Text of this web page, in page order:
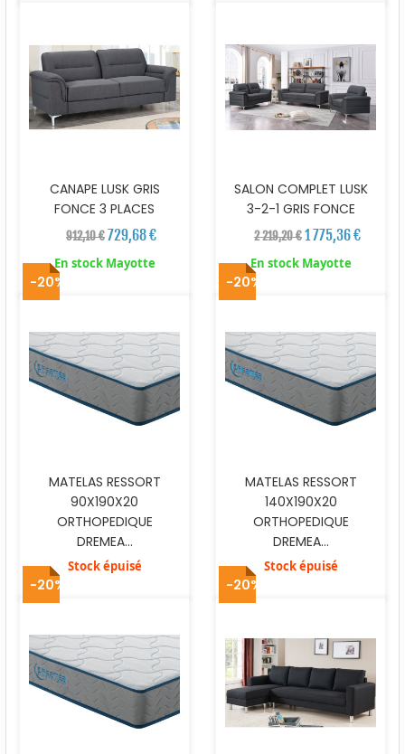
CANAPE LUSK GRIS
FONCE 3 PLACES
912,10 €729,68 €
En stock Mayotte
SALON COMPLET LUSK
3-2-1 GRIS FONCE
2 219,20 €1 775,36 €
En stock Mayotte
-20%
MATELAS RESSORT
90X190X20
ORTHOPEDIQUE
DREMEA...
Stock épuisé
-20%
MATELAS RESSORT
140X190X20
ORTHOPEDIQUE
DREMEA...
Stock épuisé
-20% -20%